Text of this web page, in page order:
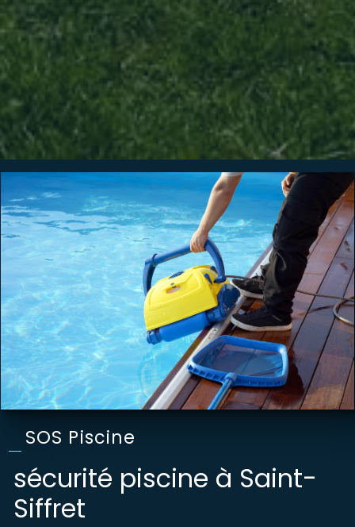
SOS Piscine
sécurité piscine à Saint-
Siffret